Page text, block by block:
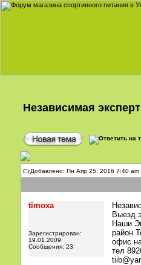
Независимая
Добавлено: Пн Апр 25, 2016 7:40 am
timoxa
Зарегистрирован:
19.01.2009
Сообщения: 23
Выезд
Наши
район
офис
тел